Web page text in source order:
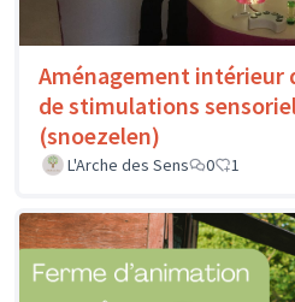
Aménagement intérieur
de stimulations
(snoezelen)
L'Arche des Sens 0 1